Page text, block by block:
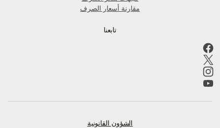
مقارنة أسعار الصرف
تابعنا
الشؤون القانونية